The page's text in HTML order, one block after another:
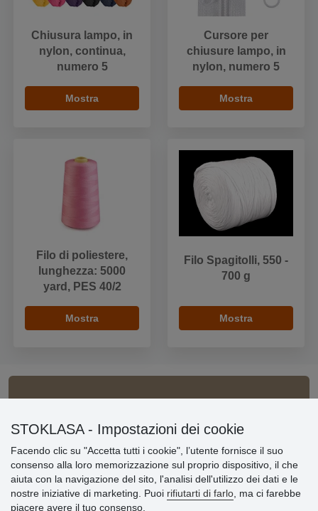
Chiusura lampo, in
nylon, continua,
numero 5
Mostra
Cursore per
chiusure lampo, in
nylon, numero 5
Mostra
Filo di poliestere,
lunghezza: 5000
yard, PES 40/2
Mostra
Filo Spagitolli, 550 -
700 g
Mostra
» Impostazioni dei cookie
» Termini & Condizioni
» Informativa sulla Privacy
» Consegna e pagamento
» Garanzia e resi
» Programma fedeltà
STOKLASA - Impostazioni dei cookie
Facendo clic su "Accetta tutti i cookie", l’utente fornisce il suo
consenso alla loro memorizzazione sul proprio dispositivo, il che
aiuta con la navigazione del sito, l'analisi dell'utilizzo dei dati e le
nostre iniziative di marketing. Puoi rifiutarti di farlo , ma ci farebbe
piacere avere il tuo consenso.